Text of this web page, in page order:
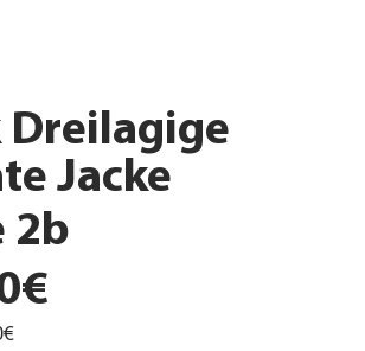
Dreilagige
Jacke
2b